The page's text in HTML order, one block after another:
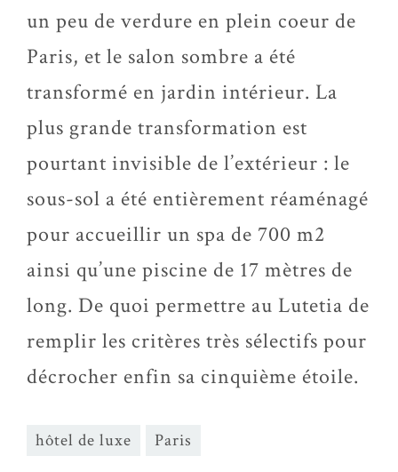
un peu de verdure en plein coeur de
Paris, et le salon sombre a été
transformé en jardin intérieur. La
plus grande transformation est
pourtant invisible de l’extérieur : le
sous-sol a été entièrement réaménagé
pour accueillir un spa de 700 m2
ainsi qu’une piscine de 17 mètres de
long. De quoi permettre au Lutetia de
remplir les critères très sélectifs pour
décrocher enfin sa cinquième étoile.
hôtel de luxe Paris